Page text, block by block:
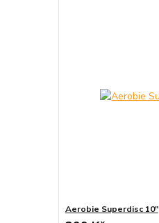
Aerobie Superdisc 10"